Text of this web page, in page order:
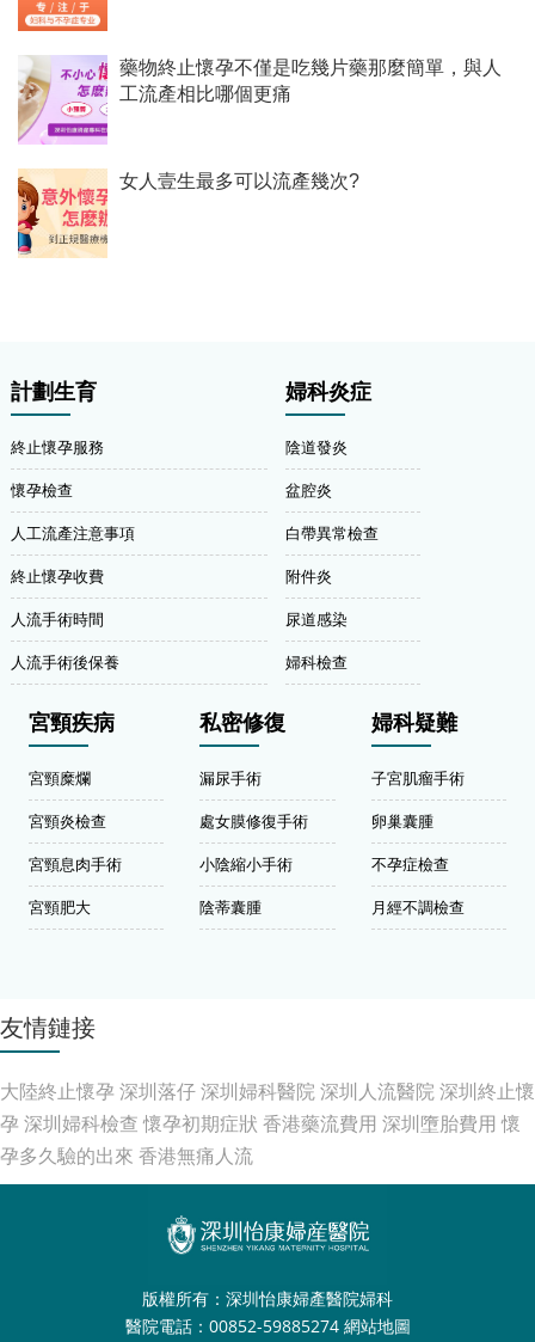
藥物終止懷孕不僅是吃幾片藥那麼簡單，與人
工流產相比哪個更痛
女人壹生最多可以流產幾次?
計劃生育
終止懷孕服務
懷孕檢查
人工流產注意事項
終止懷孕收費
人流手術時間
人流手術後保養
婦科炎症
陰道發炎
盆腔炎
白帶異常檢查
附件炎
尿道感染
婦科檢查
宮頸疾病
宮頸糜爛
宮頸炎檢查
宮頸息肉手術
宮頸肥大
私密修復
漏尿手術
處女膜修復手術
小陰縮小手術
陰蒂囊腫
婦科疑難
子宮肌瘤手術
卵巢囊腫
不孕症檢查
月經不調檢查
友情鏈接
大陸終止懷孕 深圳落仔深圳婦科醫院深圳人流醫院深圳終止懷
孕 深圳婦科檢查 懷孕初期症狀 香港藥流費用 深圳墮胎費用 懷
孕多久驗的出來 香港無痛人流
版權所有：深圳怡康婦產醫院婦科
醫院電話：00852-59885274 網站地圖